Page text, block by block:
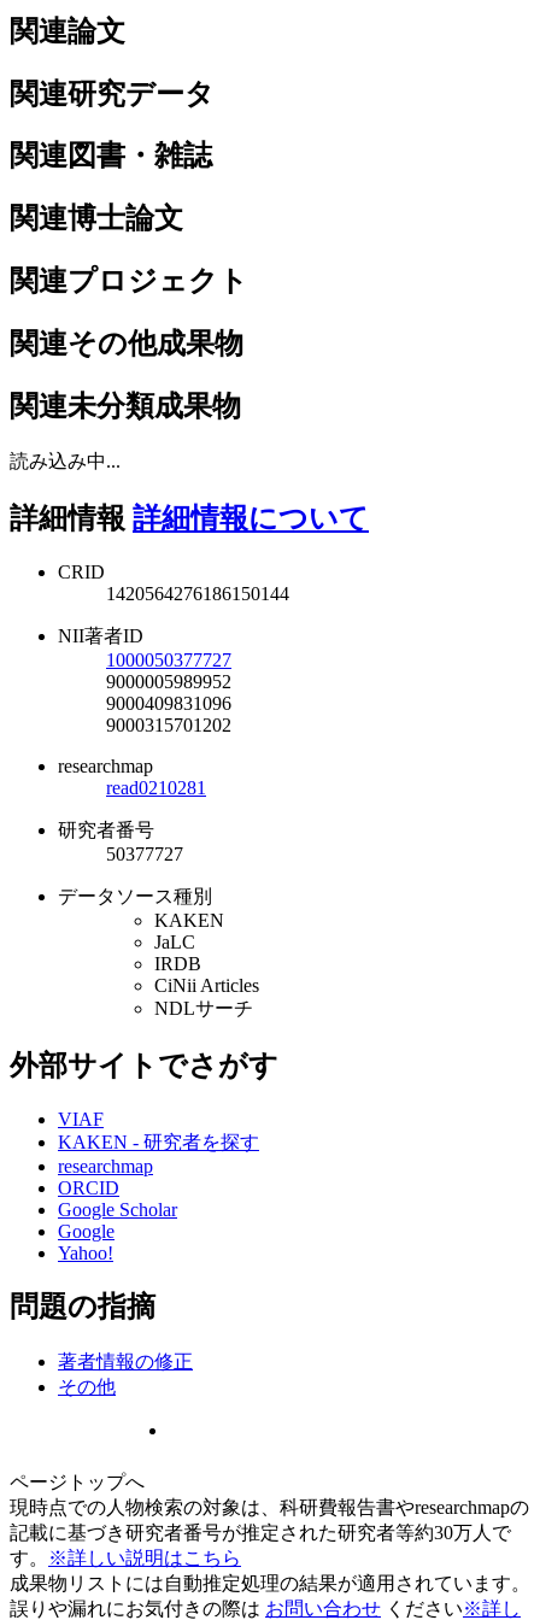
関連論文
関連研究データ
関連図書・雑誌
関連博士論文
関連プロジェクト
関連その他成果物
関連未分類成果物
読み込み中...
詳細情報 詳細情報について
CRID
1420564276186150144
NII著者ID
1000050377727
9000005989952
9000409831096
9000315701202
researchmap
read0210281
研究者番号
50377727
データソース種別
KAKEN
JaLC
IRDB
CiNii Articles
NDLサーチ
外部サイトでさがす
VIAF
KAKEN - 研究者を探す
researchmap
ORCID
Google Scholar
Google
Yahoo!
問題の指摘
著者情報の修正
その他
ページトップへ
現時点での人物検索の対象は、科研費報告書やresearchmapの
記載に基づき研究者番号が推定された研究者等約30万人で
す。
※詳しい説明はこちら
成果物リストには自動推定処理の結果が適用されています。
誤りや漏れにお気付きの際は お問い合わせ ください※詳し